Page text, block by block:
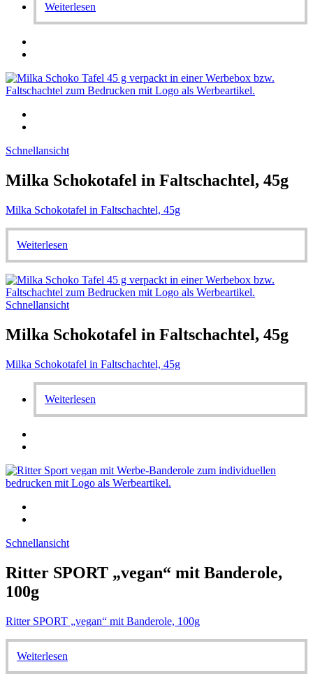
Weiterlesen
Schnellansicht
Milka Schokotafel in Faltschachtel, 45g
Milka Schokotafel in Faltschachtel, 45g
Weiterlesen
Schnellansicht
Milka Schokotafel in Faltschachtel, 45g
Milka Schokotafel in Faltschachtel, 45g
Weiterlesen
Schnellansicht
Ritter SPORT „vegan“ mit Banderole,
100g
Ritter SPORT „vegan“ mit Banderole, 100g
Weiterlesen